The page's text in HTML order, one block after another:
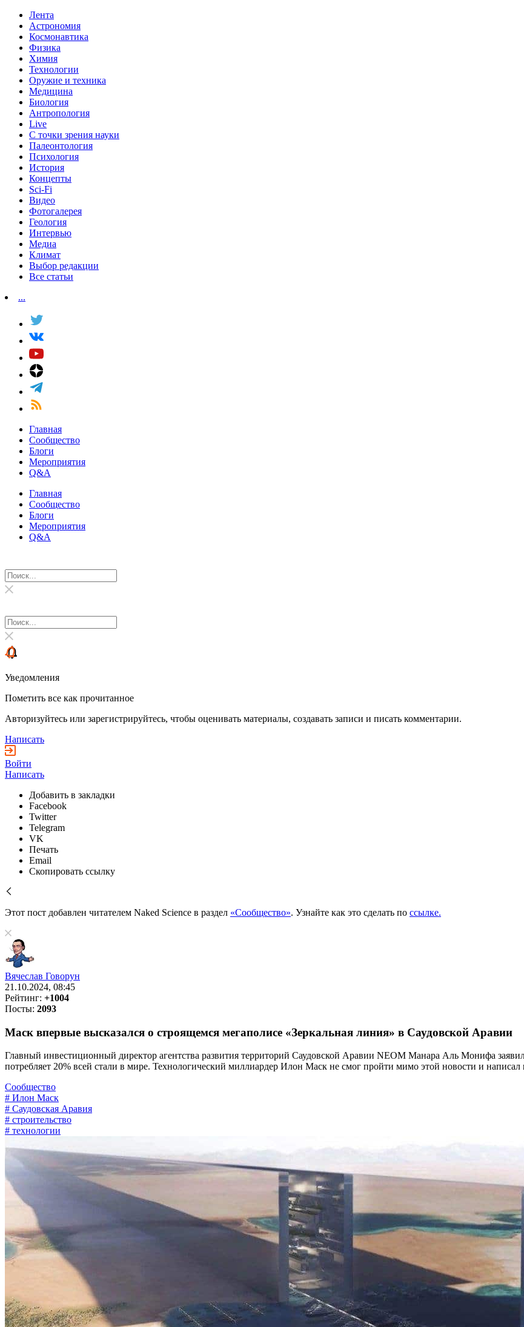
Лента
Астрономия
Космонавтика
Физика
Химия
Технологии
Оружие и техника
Медицина
Биология
Антропология
Live
С точки зрения науки
Палеонтология
Психология
История
Концепты
Sci-Fi
Видео
Фотогалерея
Геология
Интервью
Медиа
Климат
Выбор редакции
Все статьи
...
Главная
Сообщество
Блоги
Мероприятия
Q&A
Главная
Сообщество
Блоги
Мероприятия
Q&A
Уведомления
Пометить все как прочитанное
Авторизуйтесь или зарегистрируйтесь, чтобы оценивать материалы, создавать записи и писать комментарии.
Написать
Войти
Написать
Добавить в закладки
Facebook
Twitter
Telegram
VK
Печать
Email
Скопировать ссылку
Этот пост добавлен читателем Naked Science в раздел «Сообщество». Узнайте как это сделать по ссылке.
Вячеслав Говорун
21.10.2024, 08:45
Рейтинг: +1004
Посты: 2093
Маск впервые высказался о строящемся мегаполисе «Зеркальная линия» в Саудовской Аравии
Главный инвестиционный директор агентства развития территорий Саудовской Аравии NEOM Манара Аль Монифа заявил
потребляет 20% всей стали в мире. Технологический миллиардер Илон Маск не смог пройти мимо этой новости и
Сообщество
# Илон Маск
# Саудовская Аравия
# строительство
# технологии